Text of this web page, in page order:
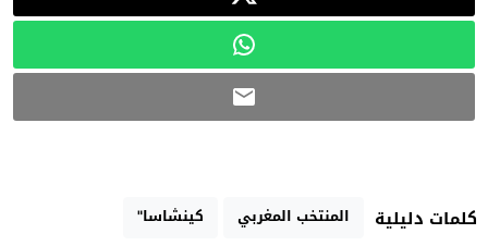
كلمات دليلية المنتخب المغربي كينشاسا"